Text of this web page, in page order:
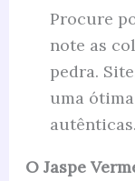
Procure
note as
pedra.
uma
autênticas.
O Jaspe